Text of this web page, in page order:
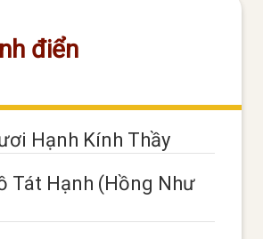
điển
Hạnh Kính Thầy
Tát Hạnh (Hồng Như